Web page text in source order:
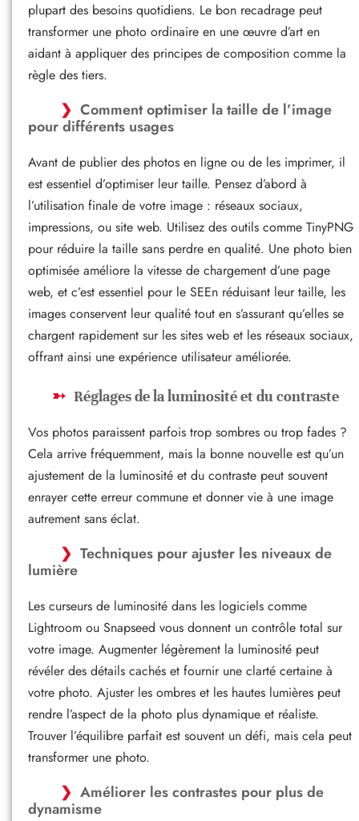
plupart des besoins quotidiens. Le bon recadrage peut
transformer une photo ordinaire en une œuvre d’art en
aidant à appliquer des principes de composition comme la
règle des tiers.
Comment optimiser la taille de l’image
pour différents usages
Avant de publier des photos en ligne ou de les imprimer, il
est essentiel d’optimiser leur taille. Pensez d’abord à
l’utilisation finale de votre image : réseaux sociaux,
impressions, ou site web. Utilisez des outils comme TinyPNG
pour réduire la taille sans perdre en qualité. Une photo bien
optimisée améliore la vitesse de chargement d’une page
web, et c’est essentiel pour le SEEn réduisant leur taille, les
images conservent leur qualité tout en s’assurant qu’elles se
chargent rapidement sur les sites web et les réseaux sociaux,
offrant ainsi une expérience utilisateur améliorée.
Réglages de la luminosité et du contraste
Vos photos paraissent parfois trop sombres ou trop fades ?
Cela arrive fréquemment, mais la bonne nouvelle est qu’un
ajustement de la luminosité et du contraste peut souvent
enrayer cette erreur commune et donner vie à une image
autrement sans éclat.
Techniques pour ajuster les niveaux de
lumière
Les curseurs de luminosité dans les logiciels comme
Lightroom ou Snapseed vous donnent un contrôle total sur
votre image. Augmenter légèrement la luminosité peut
révéler des détails cachés et fournir une clarté certaine à
votre photo. Ajuster les ombres et les hautes lumières peut
rendre l’aspect de la photo plus dynamique et réaliste.
Trouver l’équilibre parfait est souvent un défi, mais cela peut
transformer une photo.
Améliorer les contrastes pour plus de
dynamisme